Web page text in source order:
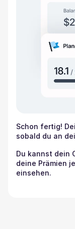
Schon fertig!
sobald du an
Du kannst dein
deine Prämien
einsehen.